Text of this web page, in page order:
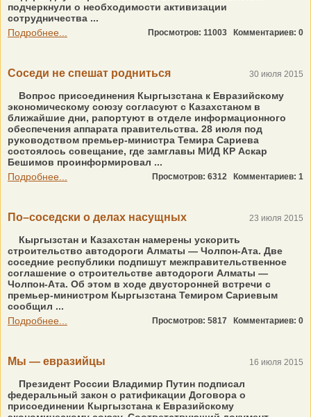
подчеркнули о необходимости активизации
сотрудничества ...
Подробнее...
Просмотров: 11003 Комментариев: 0
Соседи не спешат родниться 30 июля 2015
Вопрос присоединения Кыргызстана к Евразийскому
экономическому союзу согласуют с Казахстаном в
ближайшие дни, рапортуют в отделе информационного
обеспечения аппарата правительства. 28 июля под
руководством премьер-министра Темира Сариева
состоялось совещание, где замглавы МИД КР Аскар
Бешимов проинформировал ...
Подробнее...
Просмотров: 6312 Комментариев: 1
По–соседски о делах насущных 23 июля 2015
Кыргызстан и Казахстан намерены ускорить
строительство автодороги Алматы — Чолпон-Ата. Две
соседние республики подпишут межправительственное
соглашение о строительстве автодороги Алматы —
Чолпон-Ата. Об этом в ходе двусторонней встречи с
премьер-министром Кыргызстана Темиром Сариевым
сообщил ...
Подробнее...
Просмотров: 5817 Комментариев: 0
Мы — евразийцы 16 июля 2015
Президент России Владимир Путин подписал
федеральный закон о ратификации Договора о
присоединении Кыргызстана к Евразийскому